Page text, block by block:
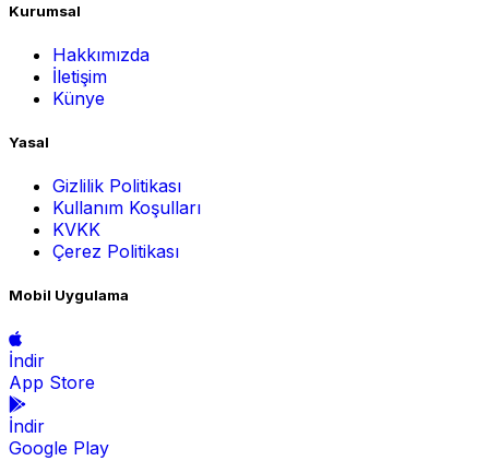
Kurumsal
Hakkımızda
İletişim
Künye
Yasal
Gizlilik Politikası
Kullanım Koşulları
KVKK
Çerez Politikası
Mobil Uygulama
İndir
App Store
İndir
Google Play